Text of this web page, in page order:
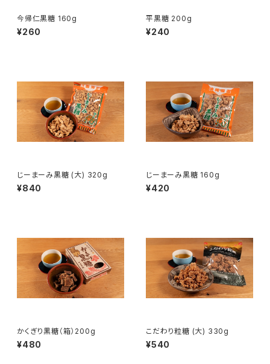
今帰仁黒糖 160g
¥260
平黒糖 200g
¥240
じーまーみ黒糖 (大) 320g
¥840
じーまーみ黒糖 160g
¥420
かくぎり黒糖（箱）200g
¥480
こだわり粒糖 (大) 330g
¥540